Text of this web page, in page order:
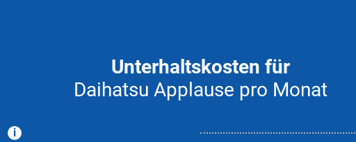
Unterhaltskosten für
Daihatsu Applause pro Monat